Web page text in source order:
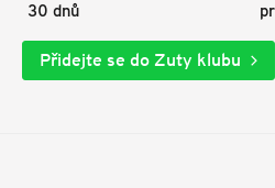
30 dnů
Přidejte se do Zuty klubu